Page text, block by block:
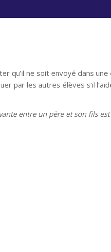
qu’il ne soit envoyé dans
par les autres élèves s’il
entre un père et son fils